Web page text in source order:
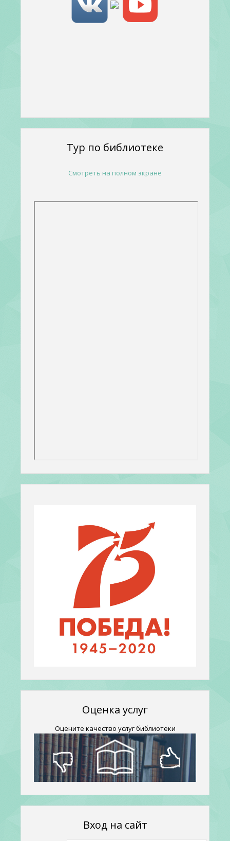
Тур по библиотеке
Смотреть на полном экране
Оценка услуг
Оцените качество услуг библиотеки
Вход на сайт